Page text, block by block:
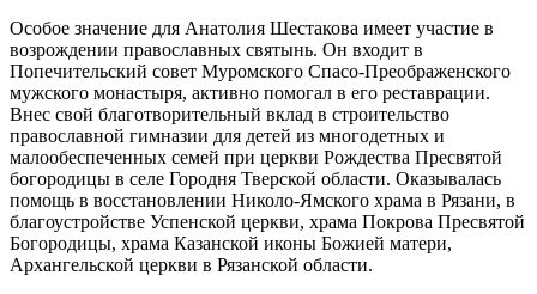
Особое значение для Анатолия Шестакова имеет участие в
возрождении православных святынь. Он входит в
Попечительский совет Муромского Спасо-Преображенского
мужского монастыря, активно помогал в его реставрации.
Внес свой благотворительный вклад в строительство
православной гимназии для детей из многодетных и
малообеспеченных семей при церкви Рождества Пресвятой
богородицы в селе Городня Тверской области. Оказывалась
помощь в восстановлении Николо-Ямского храма в Рязани, в
благоустройстве Успенской церкви, храма Покрова Пресвятой
Богородицы, храма Казанской иконы Божией матери,
Архангельской церкви в Рязанской области.